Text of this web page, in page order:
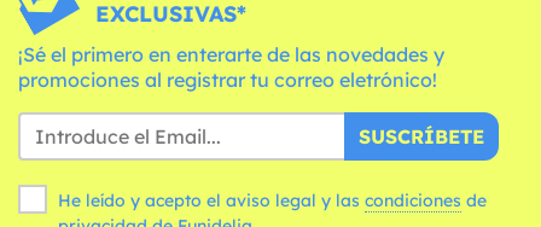
EXCLUSIVAS*
¡Sé el primero en enterarte de las novedades y
promociones al registrar tu correo eletrónico!
SUSCRÍBETE
He leído y acepto el aviso legal y las condiciones